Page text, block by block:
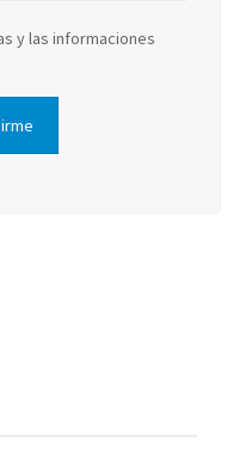
y las informaciones